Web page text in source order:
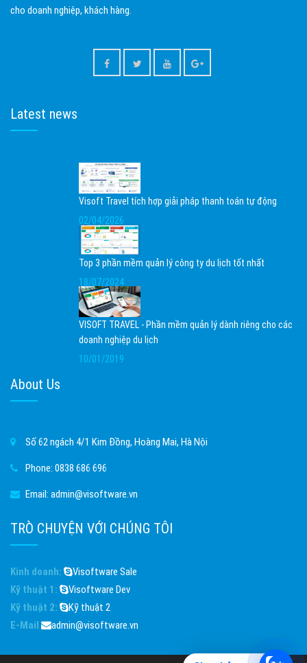
cho doanh nghiệp, khách hàng.
Latest news
Visoft Travel tích hợp giải pháp thanh toán tự động
02/04/2026
Top 3 phần mềm quản lý công ty du lịch tốt nhất
18/07/2024
VISOFT TRAVEL - Phần mềm quản lý dành riêng cho các
doanh nghiệp du lịch
10/01/2019
About Us
Số 62 ngách 4/1 Kim Đồng, Hoàng Mai, Hà Nội
Phone: 0838 686 696
Email: admin@visoftware.vn
TRÒ CHUYỆN VỚI CHÚNG TÔI
Kinh doanh:
Visoftware Sale
Kỹ thuật 1:
Visoftware Dev
Kỹ thuật 2:
Kỹ thuật 2
E-Mail
admin@visoftware.vn